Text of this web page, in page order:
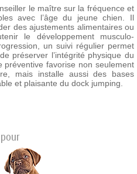
le maître sur la fréquence et
avec l’âge du jeune chien. Il
des ajustements alimentaires ou
le développement musculo-
un suivi régulier permet
préserver l’intégrité physique du
préventive favorise non seulement
mais installe aussi des bases
et plaisante du dock jumping.